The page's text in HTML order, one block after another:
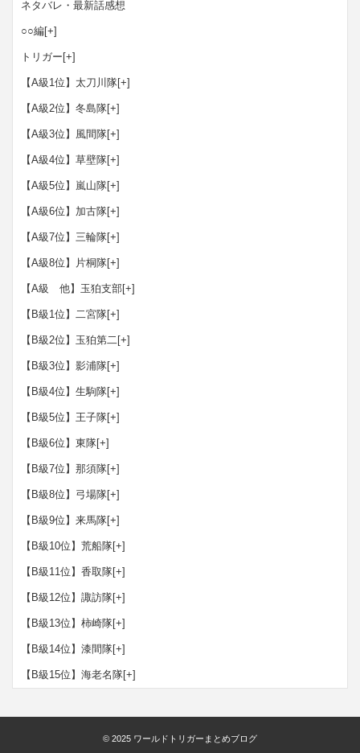
ネタバレ・最新話感想
○○編[+]
トリガー [+]
【A級1位】太刀川隊[+]
【A級2位】冬島隊[+]
【A級3位】風間隊[+]
【A級4位】草壁隊[+]
【A級5位】嵐山隊[+]
【A級6位】加古隊[+]
【A級7位】三輪隊[+]
【A級8位】片桐隊[+]
【A級 他】玉狛支部[+]
【B級1位】二宮隊[+]
【B級2位】玉狛第二[+]
【B級3位】影浦隊[+]
【B級4位】生駒隊[+]
【B級5位】王子隊[+]
【B級6位】東隊[+]
【B級7位】那須隊[+]
【B級8位】弓場隊[+]
【B級9位】来馬隊[+]
【B級10位】荒船隊[+]
【B級11位】香取隊[+]
【B級12位】諏訪隊[+]
【B級13位】柿崎隊[+]
【B級14位】漆間隊[+]
【B級15位】海老名隊[+]
© 2025 ワールドトリガーまとめブログ